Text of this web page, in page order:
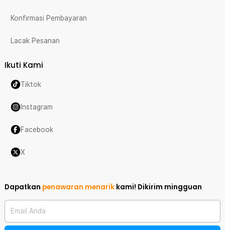
Konfirmasi Pembayaran
Lacak Pesanan
Ikuti Kami
Tiktok
Instagram
Facebook
X
Dapatkan penawaran menarik kami! Dikirim mingguan
Email Anda